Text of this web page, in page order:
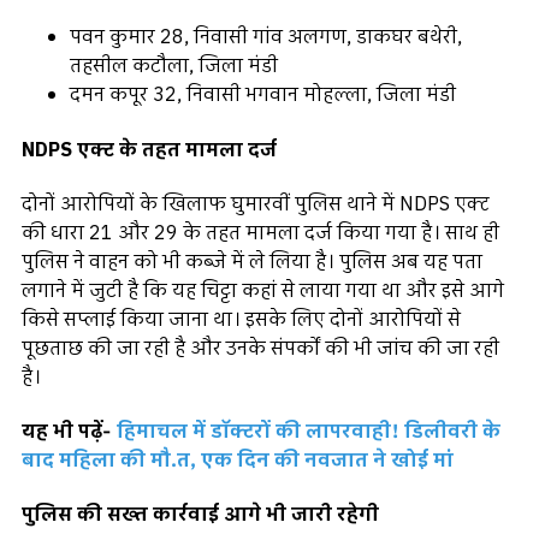
पवन कुमार 28, निवासी गांव अलगण, डाकघर बथेरी,
तहसील कटौला, जिला मंडी
दमन कपूर 32, निवासी भगवान मोहल्ला, जिला मंडी
NDPS एक्ट के तहत मामला दर्ज
दोनों आरोपियों के खिलाफ घुमारवीं पुलिस थाने में NDPS एक्ट
की धारा 21 और 29 के तहत मामला दर्ज किया गया है। साथ ही
पुलिस ने वाहन को भी कब्जे में ले लिया है। पुलिस अब यह पता
लगाने में जुटी है कि यह चिट्टा कहां से लाया गया था और इसे आगे
किसे सप्लाई किया जाना था। इसके लिए दोनों आरोपियों से
पूछताछ की जा रही है और उनके संपर्कों की भी जांच की जा रही
है।
यह भी पढ़ें- हिमाचल में डॉक्टरों की लापरवाही! डिलीवरी के
बाद महिला की मौ.त, एक दिन की नवजात ने खोई मां
पुलिस की सख्त कार्रवाई आगे भी जारी रहेगी